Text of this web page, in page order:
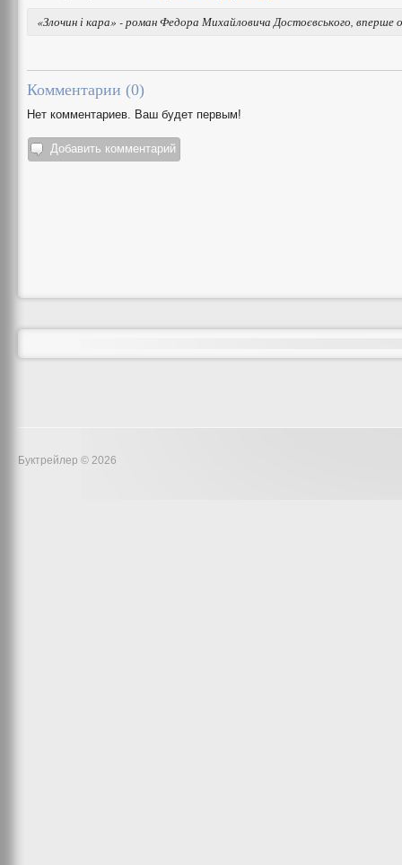
«Злочин і кара» - роман Федора Михайловича Достоєвського, вперше
Комментарии (0)
Нет комментариев. Ваш будет первым!
Добавить комментарий
Буктрейлер © 2026